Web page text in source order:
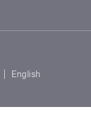
English